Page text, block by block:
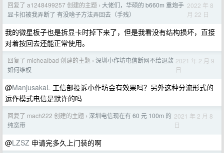
回复了 a1248499257 创建的主题 › 大佬们，华硕的 b660m 重炮手
显卡扣被我弄断了 有没啥子方法弄回去（手残）
2022 年 8
月 22 日
我的微星板子也是拆显卡时掉下来了，但是我看没有结构损坏，直接
对着按回去还能正常使用。
回复了 michealbad 创建的主题 › 深圳小作坊电信断网不给退款
如何维权
2021 年 2 月 9
日
@ManjusakaL 工信部投诉小作坊会有效果吗？另外这种分流形式的
运作模式电信是默许的吗
回复了 mach222 创建的主题 › 深圳电信现在有 60 元 100m 的
纯宽带
2021 年 2 月 8
日
@LZSZ 申请完多久上门装的啊